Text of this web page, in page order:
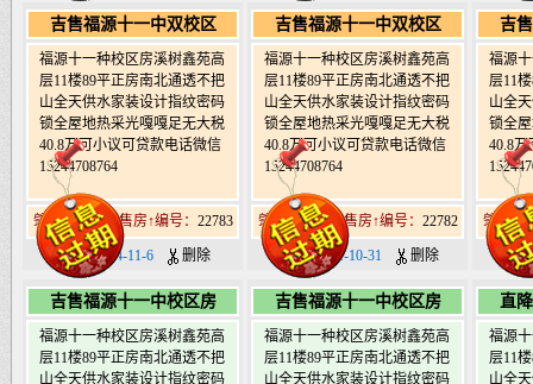
吉售福源十一中双校区
福源十一种校区房溪树鑫苑高
层11楼89平正房南北通透不把
山全天供水家装设计指纹密码
锁全屋地热采光嘎嘎足无大税
40.8万可小议可贷款电话微信
15244708764
肇东北19道街售房↑编号： 22783
日期：2024-11-6 删除
吉售福源十一中双校区
福源十一种校区房溪树鑫苑高
层11楼89平正房南北通透不把
山全天供水家装设计指纹密码
锁全屋地热采光嘎嘎足无大税
40.8万可小议可贷款电话微信
15244708764
肇东北19道街售房↑编号： 22782
日期：2024-10-31 删除
吉
福源
层11
山全
锁全
40.8
肇东北
日期
吉售福源十一中校区房
福源十一种校区房溪树鑫苑高
层11楼89平正房南北通透不把
山全天供水家装设计指纹密码
吉售福源十一中校区房
福源十一种校区房溪树鑫苑高
层11楼89平正房南北通透不把
山全天供水家装设计指纹密码
直
福源
层11
山全